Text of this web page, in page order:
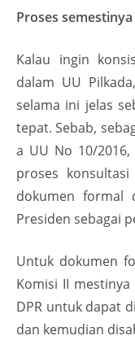
Proses semestinya
Kalau ingin
dalam UU
selama ini jelas
tepat. Sebab,
a UU No 10/
proses
dokumen formal
Presiden sebagai
Untuk dokumen
Komisi II
DPR untuk dapat
dan kemudian